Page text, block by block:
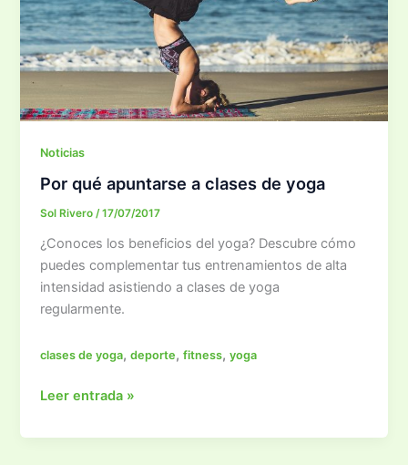
Noticias
Por qué apuntarse a clases de yoga
Sol Rivero/17/07/2017
¿Conoces los beneficios del yoga? Descubre cómo
puedes complementar tus entrenamientos de alta
intensidad asistiendo a clases de yoga
regularmente.
clases de yoga,deporte,fitness,yoga
Por
apuntarse
Leer entrada »